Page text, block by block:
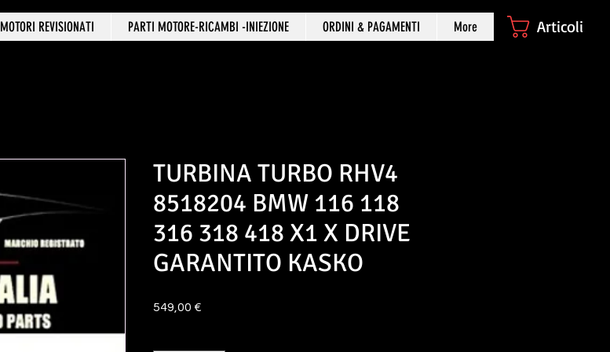
MOTORI REVISIONATI PARTI MOTORE-RICAMBI -INIEZIONE ORDINI & PAGAMENTI More Articoli
TURBINA TURBO RHV4
8518204 BMW 116 118
316 318 418 X1 X DRIVE
GARANTITO KASKO
549,00 €